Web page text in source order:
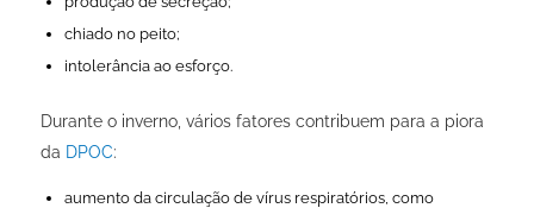
chiado no peito;
intolerância ao esforço.
Durante o inverno, vários fatores contribuem para a piora
da DPOC:
aumento da circulação de vírus respiratórios, como